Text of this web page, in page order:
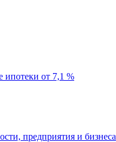
ипотеки от 7,1 %
предприятия и бизнеса